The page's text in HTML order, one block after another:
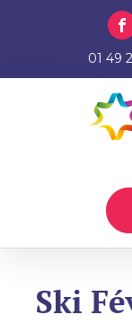
01 49
Ski